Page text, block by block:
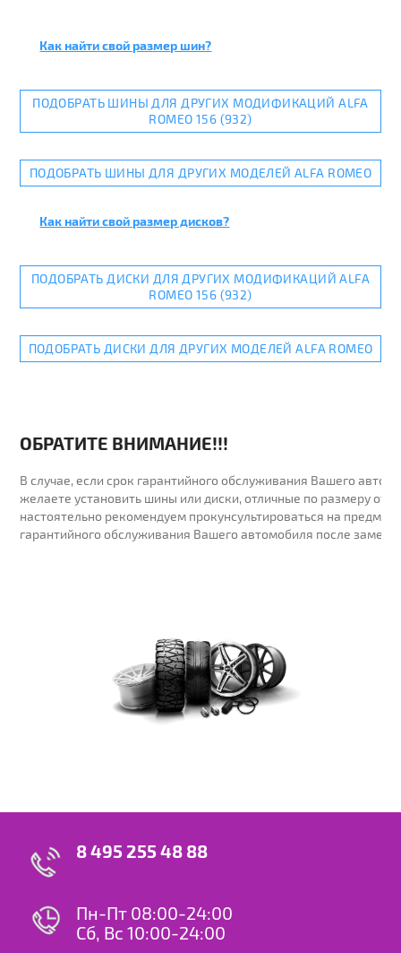
Как найти свой размер шин?
ПОДОБРАТЬ ШИНЫ ДЛЯ ДРУГИХ МОДИФИКАЦИЙ ALFA
ROMEO 156 (932)
ПОДОБРАТЬ ШИНЫ ДЛЯ ДРУГИХ МОДЕЛЕЙ ALFA ROMEO
Как найти свой размер дисков?
ПОДОБРАТЬ ДИСКИ ДЛЯ ДРУГИХ МОДИФИКАЦИЙ ALFA
ROMEO 156 (932)
ПОДОБРАТЬ ДИСКИ ДЛЯ ДРУГИХ МОДЕЛЕЙ ALFA ROMEO
ОБРАТИТЕ ВНИМАНИЕ!!!
В случае, если срок гарантийного обслуживания Вашего
желаете установить шины или диски, отличные по размеру от
настоятельно рекомендуем прокунсультироваться на предмет
гарантийного обслуживания Вашего автомобиля после
8 495 255 48 88
Пн-Пт 08:00-24:00
Сб, Вс 10:00-24:00